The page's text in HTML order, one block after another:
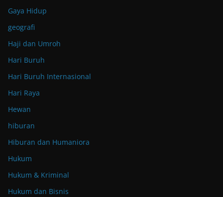
Gaya Hidup
geografi
Haji dan Umroh
Hari Buruh
Hari Buruh Internasional
Hari Raya
Hewan
hiburan
Hiburan dan Humaniora
Hukum
Hukum & Kriminal
Hukum dan Bisnis